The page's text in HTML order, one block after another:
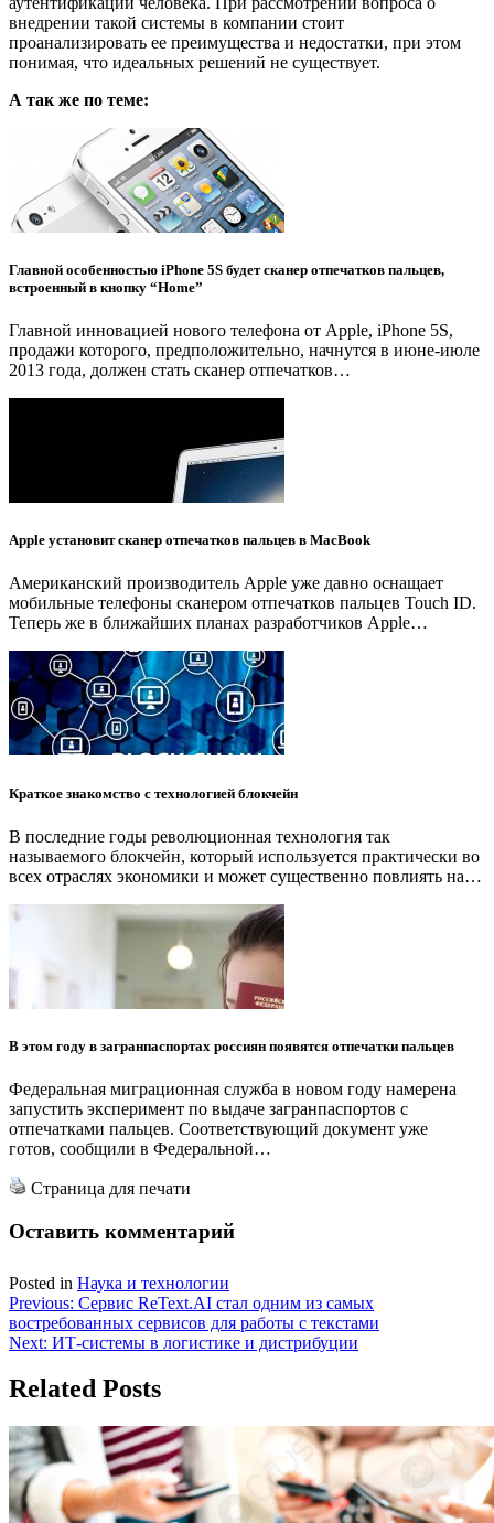
внедрении такой системы в компании стоит
проанализировать ее преимущества и недостатки, при этом
понимая, что идеальных решений не существует.
А так же по теме:
Главной особенностью iPhone 5S будет сканер отпечатков пальцев,
встроенный в кнопку “Home”
Главной инновацией нового телефона от Apple, iPhone 5S,
продажи которого, предположительно, начнутся в июне-июле
2013 года, должен стать сканер отпечатков…
Apple установит сканер отпечатков пальцев в MacBook
Американский производитель Apple уже давно оснащает
мобильные телефоны сканером отпечатков пальцев Touch ID.
Теперь же в ближайших планах разработчиков Apple…
Краткое знакомство с технологией блокчейн
В последние годы революционная технология так
называемого блокчейн, который используется практически во
всех отраслях экономики и может существенно повлиять на…
В этом году в загранпаспортах россиян появятся отпечатки пальцев
Федеральная миграционная служба в новом году намерена
запустить эксперимент по выдаче загранпаспортов с
отпечатками пальцев. Соответствующий документ уже
готов, сообщили в Федеральной…
Страница для печати
Оставить комментарий
Posted in Наука и технологии
Навигация
по
Previous: Сервис ReText.AI стал одним из самых
востребованных сервисов для работы с текстами
Next: ИТ-системы в логистике и дистрибуции
Related Posts